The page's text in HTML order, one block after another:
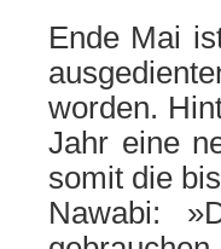
Ende Mai
worden.
Jahr eine
somit die
Nawabi: